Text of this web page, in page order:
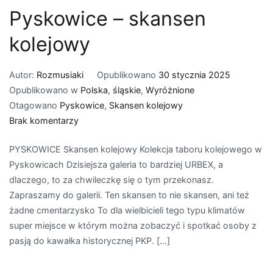
Pyskowice – skansen
kolejowy
Autor: Rozmusiaki Opublikowano 30 stycznia 2025
Opublikowano w Polska, śląskie, Wyróżnione
Otagowano Pyskowice, Skansen kolejowy
Brak komentarzydo
–
skansen
kolejowy
PYSKOWICE Skansen kolejowy Kolekcja taboru kolejowego w
Pyskowicach Dzisiejsza galeria to bardziej URBEX, a
dlaczego, to za chwileczkę się o tym przekonasz.
Zapraszamy do galerii. Ten skansen to nie skansen, ani też
żadne cmentarzysko To dla wielbicieli tego typu klimatów
super miejsce w którym można zobaczyć i spotkać osoby z
pasją do kawałka historycznej PKP. […]